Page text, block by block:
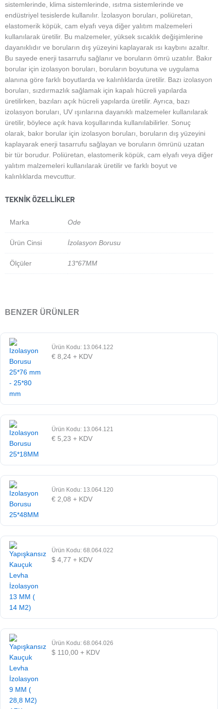
sistemlerinde, klima sistemlerinde, ısıtma sistemlerinde ve
endüstriyel tesislerde kullanılır. İzolasyon boruları, poliüretan,
elastomerik köpük, cam elyafı veya diğer yalıtım malzemeleri
kullanılarak üretilir. Bu malzemeler, yüksek sıcaklık değişimlerine
dayanıklıdır ve boruların dış yüzeyini kaplayarak ısı kaybını azaltır.
Bu sayede enerji tasarrufu sağlanır ve boruların ömrü uzatılır. Bakır
borular için izolasyon boruları, boruların boyutuna ve uygulama
alanına göre farklı boyutlarda ve kalınlıklarda üretilir. Bazı izolasyon
boruları, sızdırmazlık sağlamak için kapalı hücreli yapılarda
üretilirken, bazıları açık hücreli yapılarda üretilir. Ayrıca, bazı
izolasyon boruları, UV ışınlarına dayanıklı malzemeler kullanılarak
üretilir, böylece açık hava koşullarında kullanılabilirler. Sonuç
olarak, bakır borular için izolasyon boruları, boruların dış yüzeyini
kaplayarak enerji tasarrufu sağlayan ve boruların ömrünü uzatan
bir tür borudur. Poliüretan, elastomerik köpük, cam elyafı veya diğer
yalıtım malzemeleri kullanılarak üretilir ve farklı boyut ve
kalınlıklarda mevcuttur.
TEKNIK ÖZELLIKLER
Marka Ode
Ürün Cinsi İzolasyon Borusu
Ölçüler 13*67MM
BENZER ÜRÜNLER
Ürün Kodu: 13.064.122
€ 8,24 + KDV
Ürün Kodu: 13.064.121
€ 5,23 + KDV
Ürün Kodu: 13.064.120
€ 2,08 + KDV
Ürün Kodu: 68.064.022
$ 4,77 + KDV
Ürün Kodu: 68.064.026
$ 110,00 + KDV